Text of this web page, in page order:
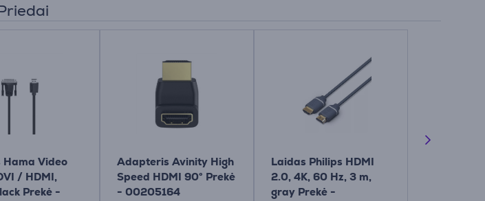
Hama Video
/ HDMI,
Prekė -
Adapteris Avinity High
Speed ​​HDMI 90° Prekė
- 00205164
Laidas Philips HDMI
2.0, 4K, 60 Hz, 3 m,
gray Prekė -